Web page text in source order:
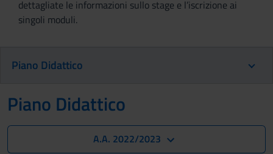
dettagliate le informazioni sullo stage e l’iscrizione ai
singoli moduli.
Piano Didattico
Piano Didattico
A.A. 2022/2023